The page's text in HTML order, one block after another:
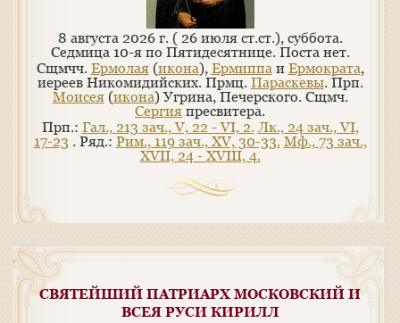
8 августа 2026 г. ( 26 июля ст.ст.), суббота.
Седмица 10-я по Пятидесятнице. Поста нет.
Сщмчч. Ермолая(икона), Ермиппаи Ермократа,
иереев Никомидийских. Прмц. Параскевы. Прп.
Моисея(икона) Угрина, Печерского. Сщмч.
Сергия пресвитера.
Прп.: Гал., 213 зач., V, 22 - VI, 2. Лк., 24 зач., VI,
17-23 . Ряд.: Рим., 119 зач., XV, 30-33. Мф., 73 зач.,
XVII, 24 - XVIII, 4.
СВЯТЕЙШИЙ ПАТРИАРХ МОСКОВСКИЙ И
ВСЕЯ РУСИ КИРИЛЛ